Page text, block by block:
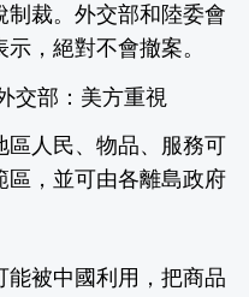
裁。外交部和陸委會
，絕對不會撤案。
交部：美方重視
區人民、物品、服務可
區，並可由各離島政府
被中國利用，把商品